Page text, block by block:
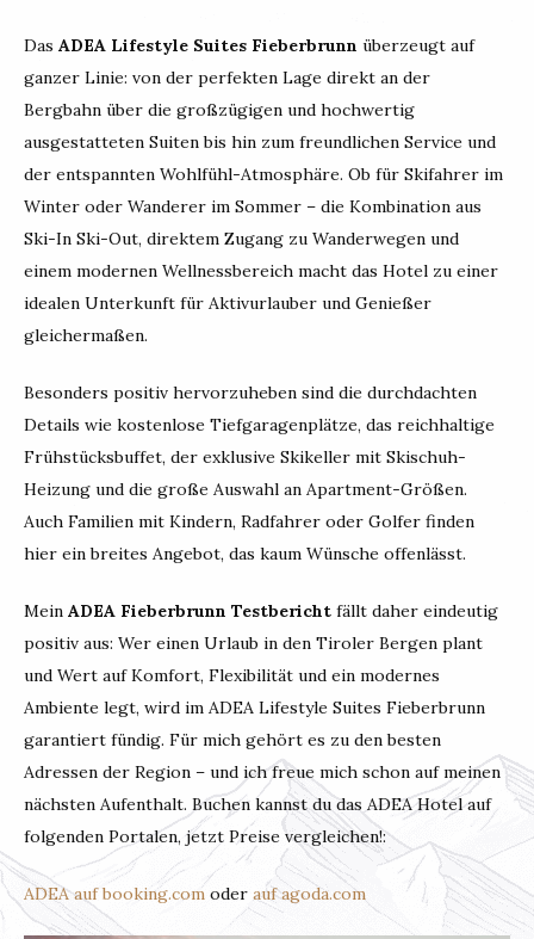
Das ADEA Lifestyle Suites Fieberbrunn überzeugt auf
ganzer Linie: von der perfekten Lage direkt an der
Bergbahn über die großzügigen und hochwertig
ausgestatteten Suiten bis hin zum freundlichen Service und
der entspannten Wohlfühl-Atmosphäre. Ob für Skifahrer im
Winter oder Wanderer im Sommer – die Kombination aus
Ski-In Ski-Out, direktem Zugang zu Wanderwegen und
einem modernen Wellnessbereich macht das Hotel zu einer
idealen Unterkunft für Aktivurlauber und Genießer
gleichermaßen.
Besonders positiv hervorzuheben sind die durchdachten
Details wie kostenlose Tiefgaragenplätze, das reichhaltige
Frühstücksbuffet, der exklusive Skikeller mit Skischuh-
Heizung und die große Auswahl an Apartment-Größen.
Auch Familien mit Kindern, Radfahrer oder Golfer finden
hier ein breites Angebot, das kaum Wünsche offenlässt.
Mein ADEA Fieberbrunn Testbericht fällt daher eindeutig
positiv aus: Wer einen Urlaub in den Tiroler Bergen plant
und Wert auf Komfort, Flexibilität und ein modernes
Ambiente legt, wird im ADEA Lifestyle Suites Fieberbrunn
garantiert fündig. Für mich gehört es zu den besten
Adressen der Region – und ich freue mich schon auf meinen
nächsten Aufenthalt. Buchen kannst du das ADEA Hotel auf
folgenden Portalen, jetzt Preise vergleichen!:
ADEA auf booking.com oder auf agoda.com